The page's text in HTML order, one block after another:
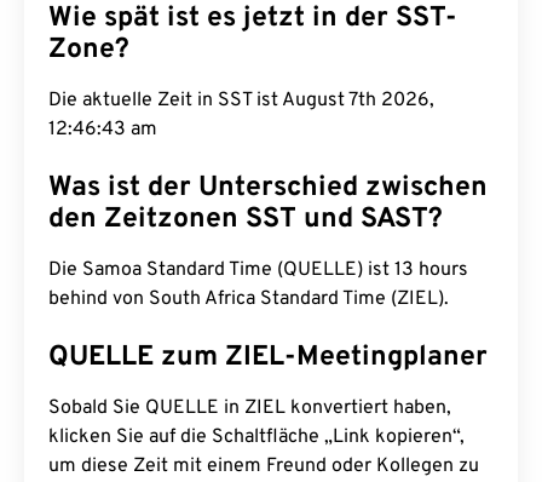
Wie spät ist es jetzt in der SST-
Zone?
Die aktuelle Zeit in SST ist August 7th 2026,
12:46:44 am
Was ist der Unterschied zwischen
den Zeitzonen SST und SAST?
Die Samoa Standard Time (QUELLE) ist 13 hours
behind von South Africa Standard Time (ZIEL).
QUELLE zum ZIEL-Meetingplaner
Sobald Sie QUELLE in ZIEL konvertiert haben,
klicken Sie auf die Schaltfläche „Link kopieren“,
um diese Zeit mit einem Freund oder Kollegen zu